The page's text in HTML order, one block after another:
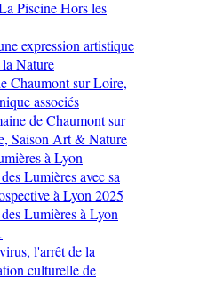
Piscine Hors les
expression artistique
Nature
Chaumont sur Loire,
associés
de Chaumont sur
Saison Art & Nature
à Lyon
Lumières avec sa
à Lyon 2025
Lumières à Lyon
l'arrêt de la
culturelle de